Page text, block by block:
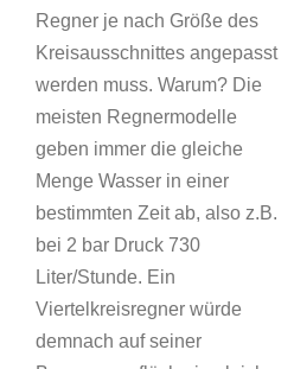
Regner je nach Größe des
Kreisausschnittes angepasst
werden muss. Warum? Die
meisten Regnermodelle
geben immer die gleiche
Menge Wasser in einer
bestimmten Zeit ab, also z.B.
bei 2 bar Druck 730
Liter/Stunde. Ein
Viertelkreisregner würde
demnach auf seiner